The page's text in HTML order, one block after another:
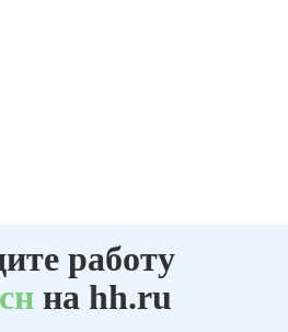
работу
на hh.ru